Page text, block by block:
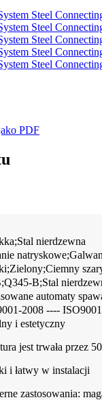
PDF
nierdzewna
B;Stal
automaty
2008 ----
i estetyczny
jest trwała przez
i łatwy w instalacji
zastosowania: